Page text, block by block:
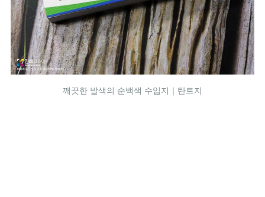
깨끗한 발색의 순백색 수입지｜탄트지